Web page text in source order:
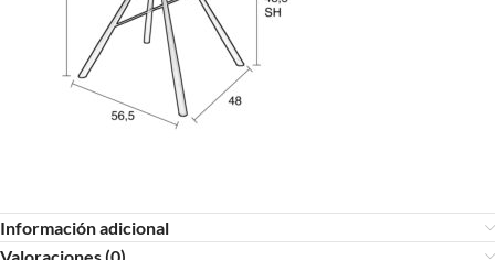
Información adicional